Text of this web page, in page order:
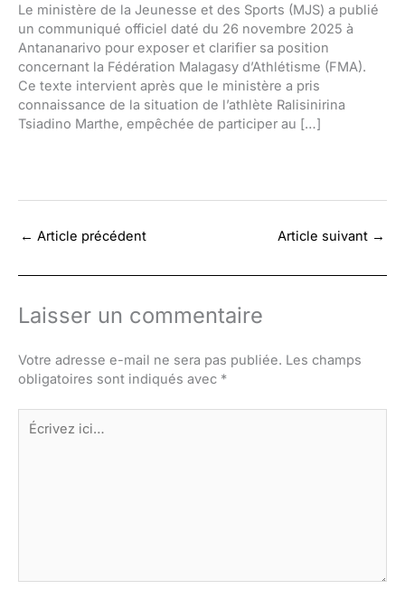
Le ministère de la Jeunesse et des Sports (MJS) a publié
un communiqué officiel daté du 26 novembre 2025 à
Antananarivo pour exposer et clarifier sa position
concernant la Fédération Malagasy d’Athlétisme (FMA).
Ce texte intervient après que le ministère a pris
connaissance de la situation de l’athlète Ralisinirina
Tsiadino Marthe, empêchée de participer au […]
← Article précédent Article suivant →
Laisser un commentaire
Votre adresse e-mail ne sera pas publiée. Les champs
obligatoires sont indiqués avec *
Écrivez
ici…